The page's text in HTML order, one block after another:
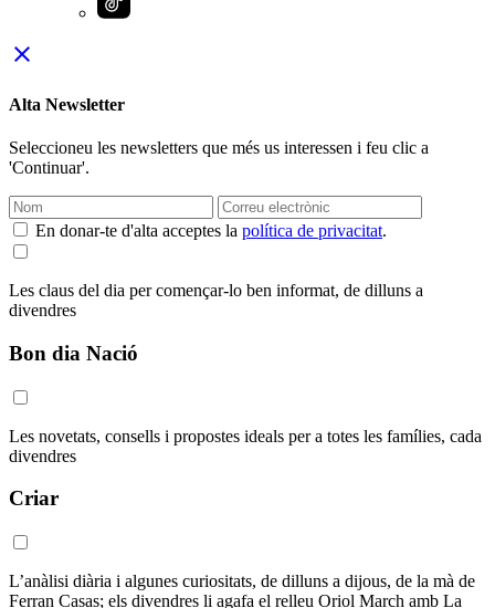
close
Alta Newsletter
Seleccioneu les newsletters que més us interessen i feu clic a
'Continuar'.
En donar-te d'alta acceptes la política de privacitat.
Les claus del dia per començar-lo ben informat, de dilluns a
divendres
Bon dia Nació
Les novetats, consells i propostes ideals per a totes les famílies, cada
divendres
Criar
L’anàlisi diària i algunes curiositats, de dilluns a dijous, de la mà de
Ferran Casas; els divendres li agafa el relleu Oriol March amb La